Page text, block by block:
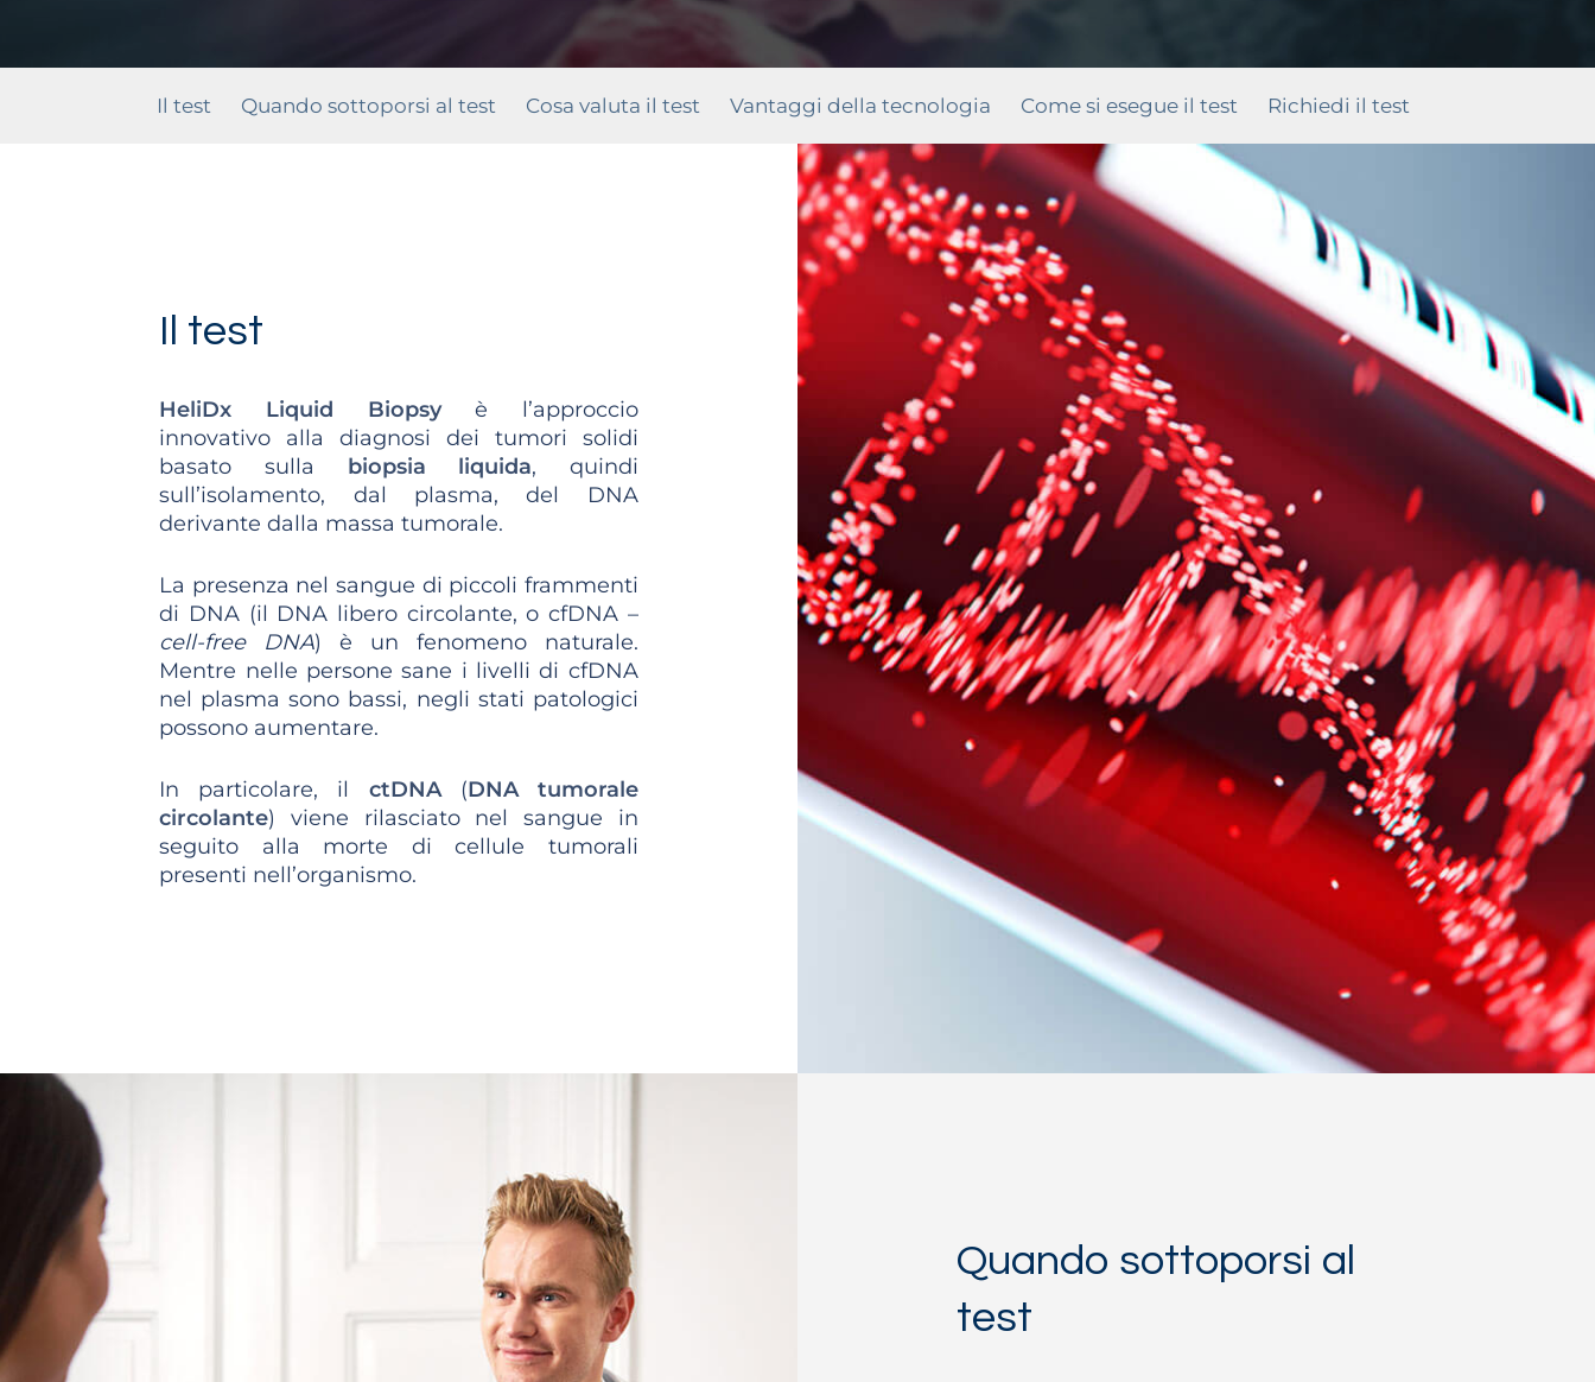
Il test Quando sottoporsi al test Cosa valuta il test Vantaggi della tecnologia Come si esegue il test Richiedi il test
Il test
HeliDx Liquid Biopsyè l’approccio
innovativo alla diagnosi dei tumori solidi
basato sulla biopsia liquida, quindi
sull’isolamento, dal plasma, del DNA
derivante dalla massa tumorale.
La presenza nel sangue di piccoli frammenti
di DNA (il DNA libero circolante, o cfDNA –
cell-free DNA) è un fenomeno naturale.
Mentre nelle persone sane i livelli di cfDNA
nel plasma sono bassi, negli stati patologici
possono aumentare.
In particolare, il ctDNA(DNA tumorale
circolante) viene rilasciato nel sangue in
seguito alla morte di cellule tumorali
presenti nell’organismo.
Quando sottoporsi al
test